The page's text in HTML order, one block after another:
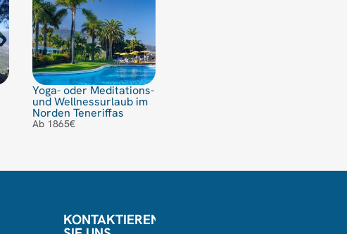
Yoga- oder Meditations-
und Wellnessurlaub im
Norden Teneriffas
Ab 1865€
KONTAKTIEREN